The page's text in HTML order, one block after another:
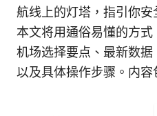
航线上的灯塔，指引你安
本文将用通俗易懂的方
机场选择要点、最新数据
以及具体操作步骤。内容